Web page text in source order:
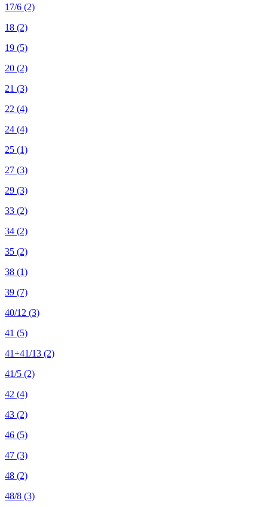
17/6 (2)
18 (2)
19 (5)
20 (2)
21 (3)
22 (4)
24 (4)
25 (1)
27 (3)
29 (3)
33 (2)
34 (2)
35 (2)
38 (1)
39 (7)
40/12 (3)
41 (5)
41+41/13 (2)
41/5 (2)
42 (4)
43 (2)
46 (5)
47 (3)
48 (2)
48/8 (3)